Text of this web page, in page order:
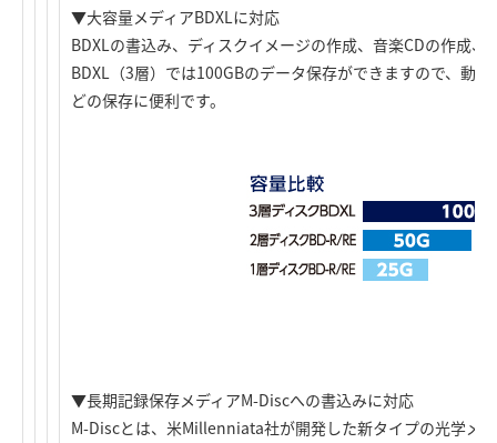
▼大容量メディアBDXLに対応
BDXLの書込み、ディスクイメージの作成、音楽CDの作成、
BDXL（3層）では100GBのデータ保存ができますので、動
どの保存に便利です。
▼長期記録保存メディアM-Discへの書込みに対応
M-Discとは、米Millenniata社が開発した新タイプの光学メ